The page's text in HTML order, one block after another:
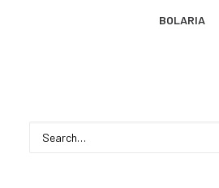
MÁS INFORMACIÓN
BOLARIA